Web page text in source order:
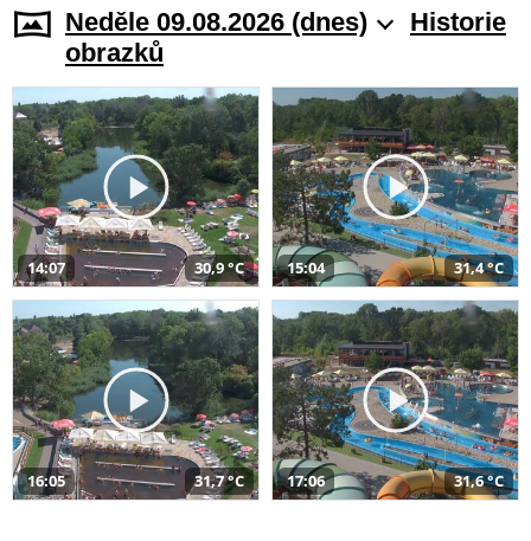
Neděle 09.08.2026 (dnes)
Historie
obrazků
14:07 30,9 °C 15:04 31,4 °C
16:05 31,7 °C 17:06 31,6 °C